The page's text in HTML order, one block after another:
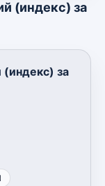
(индекс) за
(индекс) за